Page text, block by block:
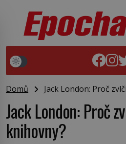
Domů Jack London: Proč
Jack London: Proč
knihovny?